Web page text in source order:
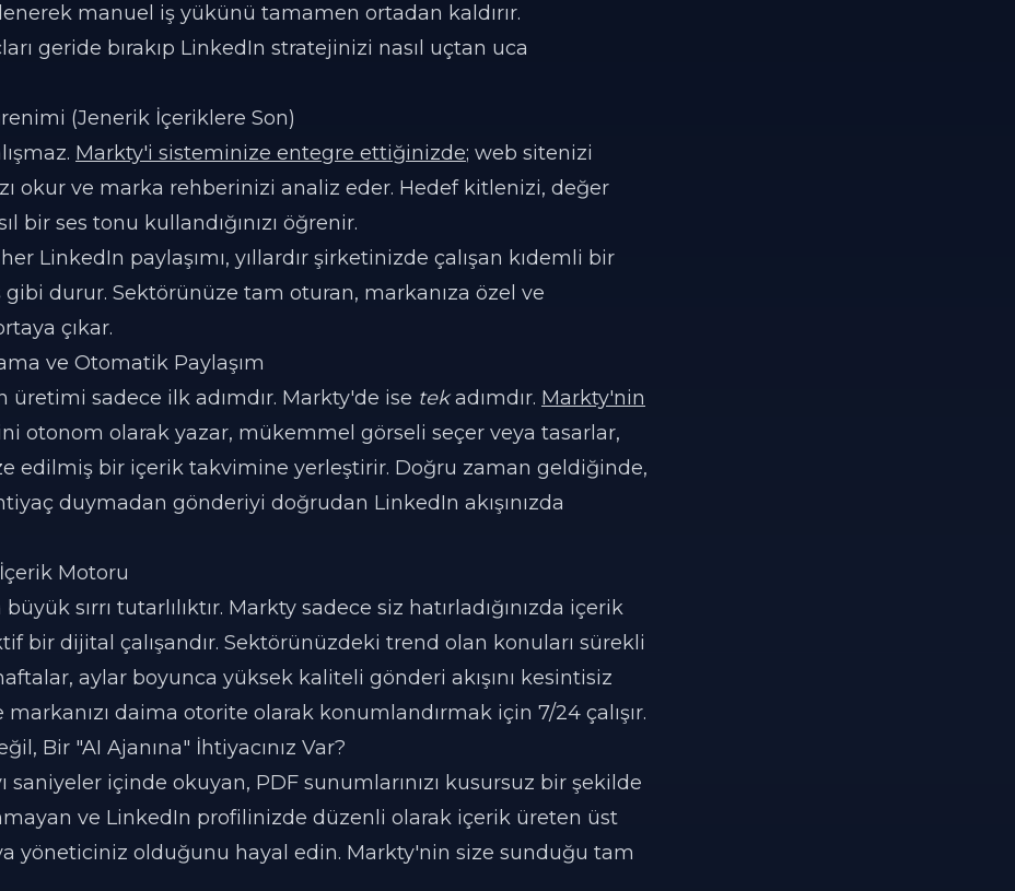
manuel iş yükünü tamamen ortadan kaldırır.
geride bırakıp LinkedIn stratejinizi nasıl uçtan uca
(Jenerik İçeriklere Son)
Markty'i sisteminize entegre ettiğinizde; web sitenizi
okur ve marka rehberinizi analiz eder. Hedef kitlenizi, değer
bir ses tonu kullandığınızı öğrenir.
LinkedIn paylaşımı, yıllardır şirketinizde çalışan kıdemli bir
gibi durur. Sektörünüze tam oturan, markanıza özel ve
çıkar.
ve Otomatik Paylaşım
sadece ilk adımdır. Markty'de ise tekadımdır. Markty'nin
otonom olarak yazar, mükemmel görseli seçer veya tasarlar,
edilmiş bir içerik takvimine yerleştirir. Doğru zaman geldiğinde,
duymadan gönderiyi doğrudan LinkedIn akışınızda
Motoru
sırrı tutarlılıktır. Markty sadece siz hatırladığınızda içerik
bir dijital çalışandır. Sektörünüzdeki trend olan konuları sürekli
aylar boyunca yüksek kaliteli gönderi akışını kesintisiz
markanızı daima otorite olarak konumlandırmak için 7/24 çalışır.
Bir "AI Ajanına" İhtiyacınız Var?
saniyeler içinde okuyan, PDF sunumlarınızı kusursuz bir şekilde
ve LinkedIn profilinizde düzenli olarak içerik üreten üst
yöneticiniz olduğunu hayal edin. Markty'nin size sunduğu tam